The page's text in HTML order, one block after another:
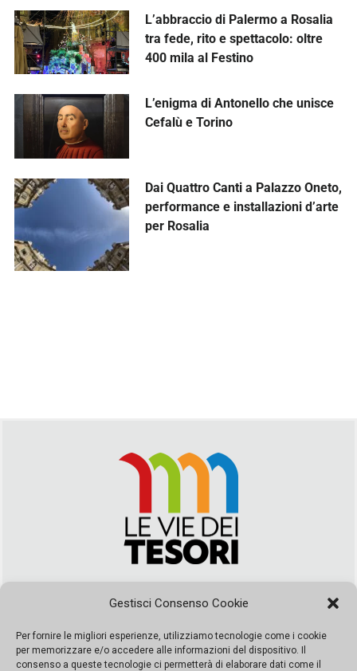
Gestisci Consenso Cookie
Per fornire le migliori esperienze, utilizziamo tecnologie come i cookie
per memorizzare e/o accedere alle informazioni del dispositivo. Il
consenso a queste tecnologie ci permetterà di elaborare dati come il
L’abbraccio di Palermo a Rosalia
tra fede, rito e spettacolo: oltre
400 mila al Festino
L’enigma di Antonello che unisce
Cefalù e Torino
Dai Quattro Canti a Palazzo Oneto,
performance e installazioni d’arte
per Rosalia
segreteria@leviedeitesori.it
Direttore ResponsabileMarcello Barbaro – Aut. del tribunale di